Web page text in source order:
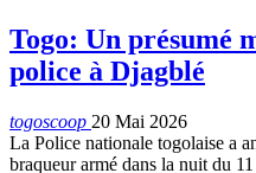
Togo: Un présumé
police à Djagblé
togoscoop 20 Mai 2026
La Police nationale togolaise a
braqueur armé dans la nuit du